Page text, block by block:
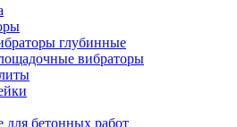
глубинные
вибраторы
для бетонных работ